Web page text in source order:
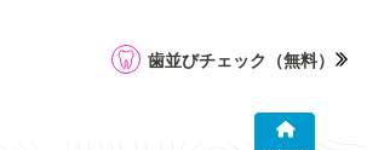
歯並びチェック （無料）